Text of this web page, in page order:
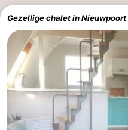
Westende
breakfasts)
Hotels
Vakantiehuizen
Nieuwpoort
-
Oostduinkerke
-
Gezellige chalet in